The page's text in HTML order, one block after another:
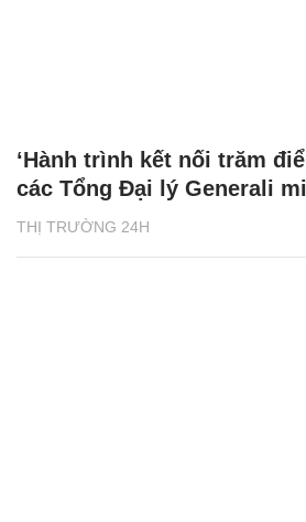
THỊ TRƯỜNG 24H
‘Hành trình kết nối trăm
các Tổng Đại lý Generali